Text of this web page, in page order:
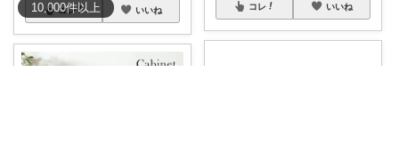
10,000件以上
コレ いいね コレ いいね